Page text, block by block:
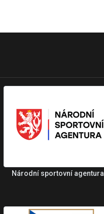
Národní sportovní agentura